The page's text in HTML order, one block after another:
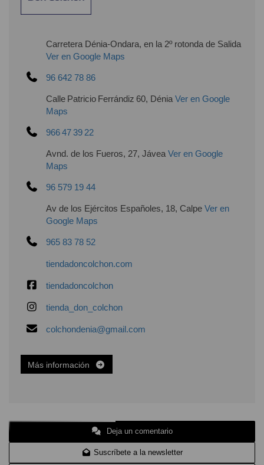
Carretera Dénia-Ondara, en la 2º rotonda de Salida
Ver en Google Maps
96 642 78 86
Calle Patricio Ferrándiz 60, Dénia Ver en Google
Maps
966 47 39 22
Avnd. de los Fueros, 27, Jávea Ver en Google
Maps
96 579 19 44
Av de los Ejércitos Españoles, 18, Calpe Ver en
Google Maps
965 83 78 52
tiendadoncolchon.com
tiendadoncolchon
tienda_don_colchon
colchondenia@gmail.com
Más información
Deja un comentario
Suscríbete a la newsletter